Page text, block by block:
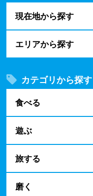
現在地から探す
エリアから探す
カテゴリから探す
食べる
遊ぶ
旅する
磨く